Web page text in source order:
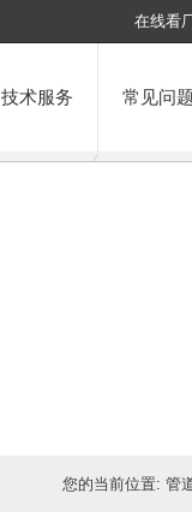
在线看
技术服务 常见问题
您的当前位置:管